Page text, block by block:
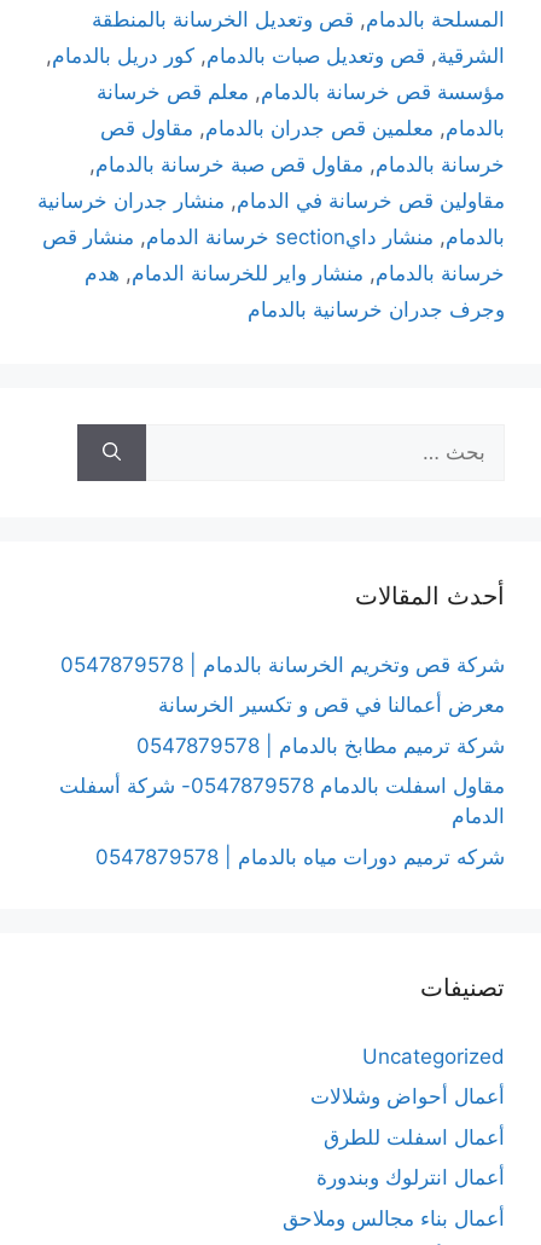
المسلحة بالدمام, قص وتعديل الخرسانة بالمنطقة
الشرقية, قص وتعديل صبات بالدمام, كور دريل بالدمام,
مؤسسة قص خرسانة بالدمام, معلم قص خرسانة
بالدمام, معلمين قص جدران بالدمام, مقاول قص
خرسانة بالدمام, مقاول قص صبة خرسانة بالدمام,
مقاولين قص خرسانة في الدمام, منشار جدران خرسانية
بالدمام, منشار دايsection خرسانة الدمام , منشار قص
خرسانة بالدمام, منشار واير للخرسانة الدمام, هدم
وجرف جدران خرسانية بالدمام
أحدث المقالات
شركة قص وتخريم الخرسانة بالدمام | 0547879578
معرض أعمالنا في قص و تكسير الخرسانة
شركة ترميم مطابخ بالدمام | 0547879578
مقاول اسفلت بالدمام 0547879578- شركة أسفلت
الدمام
شركه ترميم دورات مياه بالدمام | 0547879578
تصنيفات
Uncategorized
أعمال أحواض وشلالات
أعمال اسفلت للطرق
أعمال انترلوك وبندورة
أعمال بناء مجالس وملاحق